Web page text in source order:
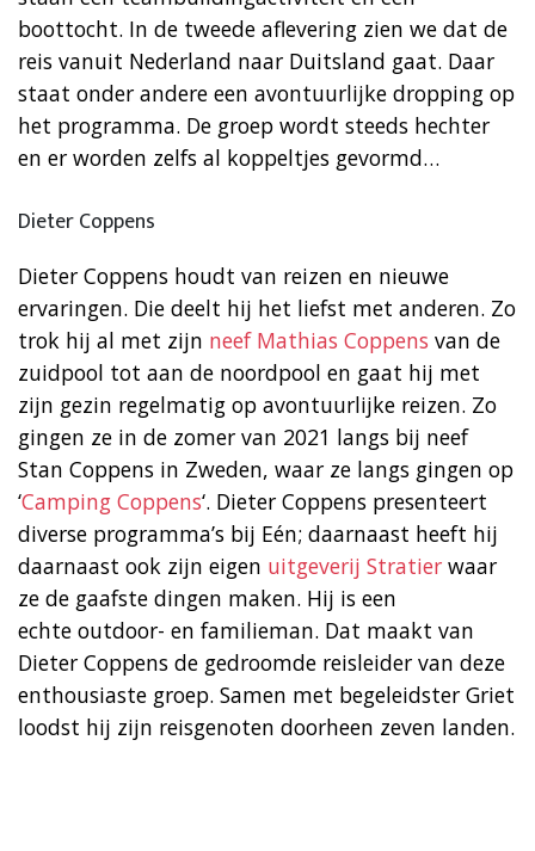
boottocht. In de tweede aflevering zien we dat de
reis vanuit Nederland naar Duitsland gaat. Daar
staat onder andere een avontuurlijke dropping op
het programma. De groep wordt steeds hechter
en er worden zelfs al koppeltjes gevormd…
Dieter Coppens
Dieter Coppens houdt van reizen en nieuwe
ervaringen. Die deelt hij het liefst met anderen. Zo
trok hij al met zijn neef Mathias Coppens van de
zuidpool tot aan de noordpool en gaat hij met
zijn gezin regelmatig op avontuurlijke reizen. Zo
gingen ze in de zomer van 2021 langs bij neef
Stan Coppens in Zweden, waar ze langs gingen op
‘Camping Coppens‘. Dieter Coppens presenteert
diverse programma’s bij Eén; daarnaast heeft hij
daarnaast ook zijn eigen uitgeverij Stratier waar
ze de gaafste dingen maken. Hij is een
echte outdoor- en familieman. Dat maakt van
Dieter Coppens de gedroomde reisleider van deze
enthousiaste groep. Samen met begeleidster Griet
loodst hij zijn reisgenoten doorheen zeven landen.